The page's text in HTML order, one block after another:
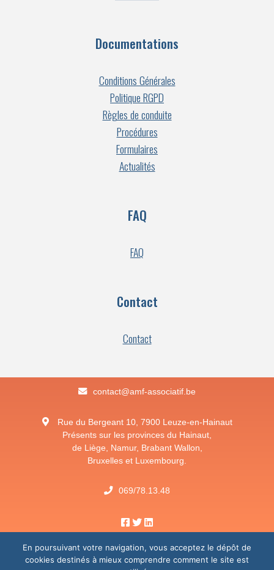
Documentations
Conditions Générales
Politique RGPD
Règles de conduite
Procédures
Formulaires
Actualités
FAQ
FAQ
Contact
Contact
eb.fitaicossa-fma@tcatnoc
Rue du Bergeant 10, 7900 Leuze-en-Hainaut
Présents sur les provinces du Hainaut,
de Liège, Namur, Brabant Wallon,
Bruxelles et Luxembourg.
069/78.13.48
Facebook
TwitterLinkedin
Politique de confidentialité
En poursuivant votre navigation, vous acceptez le dépôt de
cookies destinés à mieux comprendre comment le site est